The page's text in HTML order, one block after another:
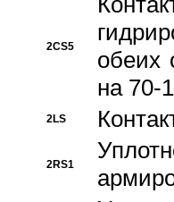
2CS5
обеих
на 70-
2LS
2RS1